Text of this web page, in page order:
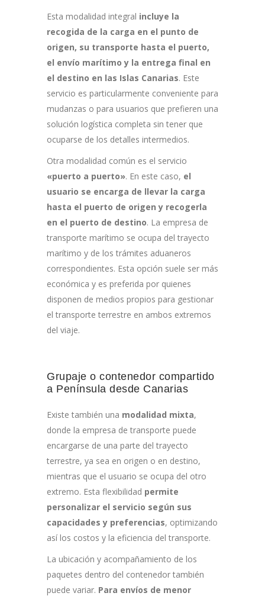
Esta modalidad integral incluye la
recogida de la carga en el punto de
origen, su transporte hasta el puerto,
el envío marítimo y la entrega final en
el destino en las Islas Canarias. Este
servicio es particularmente conveniente para
mudanzas o para usuarios que prefieren una
solución logística completa sin tener que
ocuparse de los detalles intermedios.
Otra modalidad común es el servicio
«puerto a puerto». En este caso, el
usuario se encarga de llevar la carga
hasta el puerto de origen y recogerla
en el puerto de destino. La empresa de
transporte marítimo se ocupa del trayecto
marítimo y de los trámites aduaneros
correspondientes. Esta opción suele ser más
económica y es preferida por quienes
disponen de medios propios para gestionar
el transporte terrestre en ambos extremos
del viaje.
Grupaje o contenedor compartido
a Península desde Canarias
Existe también una modalidad mixta,
donde la empresa de transporte puede
encargarse de una parte del trayecto
terrestre, ya sea en origen o en destino,
mientras que el usuario se ocupa del otro
extremo. Esta flexibilidad permite
personalizar el servicio según sus
capacidades y preferencias, optimizando
así los costos y la eficiencia del transporte.
La ubicación y acompañamiento de los
paquetes dentro del contenedor también
puede variar. Para envíos de menor